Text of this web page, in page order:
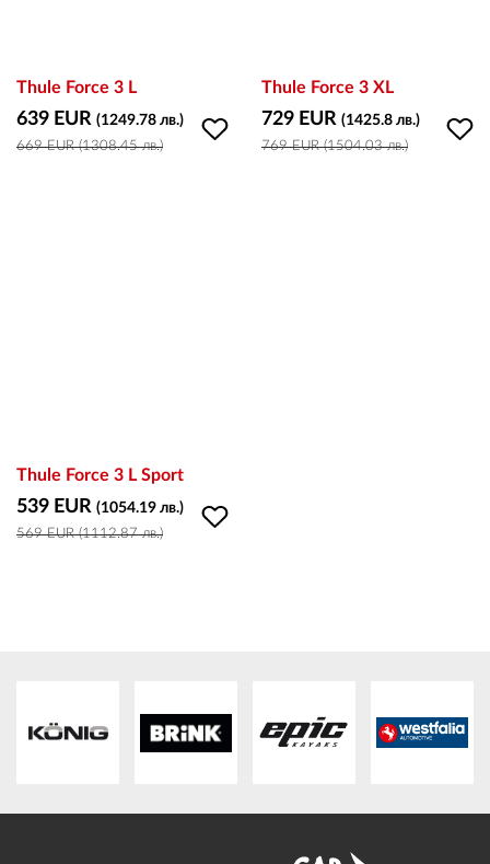
Thule Force 3 L
639 EUR (1249.78 лв.)
669 EUR (1308.45 лв.)
Thule Force 3 XL
729 EUR (1425.8 лв.)
769 EUR (1504.03 лв.)
Thule Force 3 L Sport
539 EUR (1054.19 лв.)
569 EUR (1112.87 лв.)
ОБЩИ УСЛОВИЯ